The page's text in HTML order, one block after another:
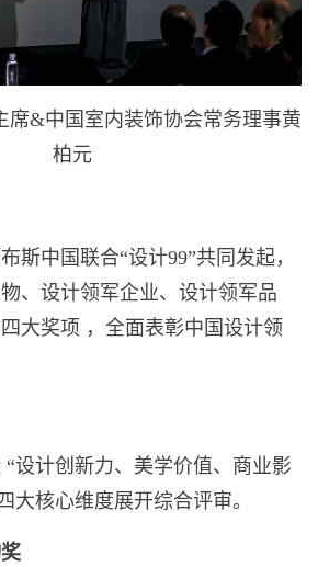
席&中国室内装饰协会常务理事黄
柏元
斯中国联合“设计99”共同发起，
、设计领军企业、设计领军品
大奖项 ，全面表彰中国设计领
“设计创新力、美学价值、商业影
大核心维度展开综合评审。